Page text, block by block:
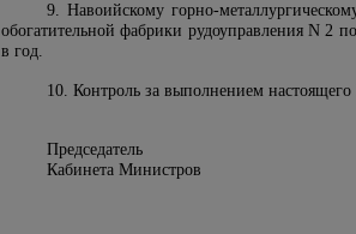
9. Навоийскому горно-
обогатительной фабрики рудоуправления N 2
в год.
10. Контроль за выполнением
Председатель
Кабинета